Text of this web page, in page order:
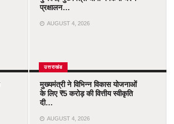
प्रक्षालन…
AUGUST 4, 2026
उत्तराखंड
मुख्यमंत्री ने विभिन्न विकास योजनाओं
के लिए ₹5 करोड़ की वित्तीय स्वीकृति
दी…
AUGUST 4, 2026